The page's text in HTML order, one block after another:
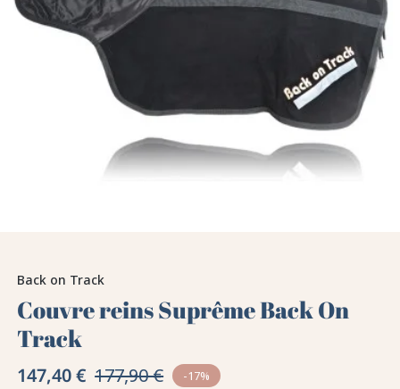
Back on Track
Couvre reins Suprême Back On
Track
147,40 € 177,90 € -17%